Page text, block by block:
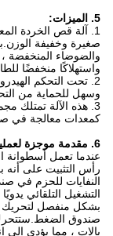
5. الميزات:
1. آلة قص الخردة
صغيرة وخفيفة
والضوضاء المنخفضة ،
واستهلاكًا منخفضًا
2. تحت التحكم
وسهل للحماية من
3. هذه الآلة تمتلك
كمعدات معالجة في
6. مقدمة موجزة لعملية بالات
عندما تعمل أسطوانة
رأس التثبيت على أنه
النفايات للحزم في
التشغيل التلقائي
بشكل منفصل لتحريك
صندوق الضغط.ستتحرك
بالات ، مما يؤدي إلى